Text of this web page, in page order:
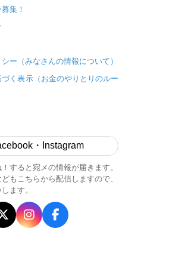
集！
ー（みなさんの情報について）
く表示（お金のやりとりのルー
・Instagram
すると宛メの情報が届きます。
もこちらから配信しますので、
ます。